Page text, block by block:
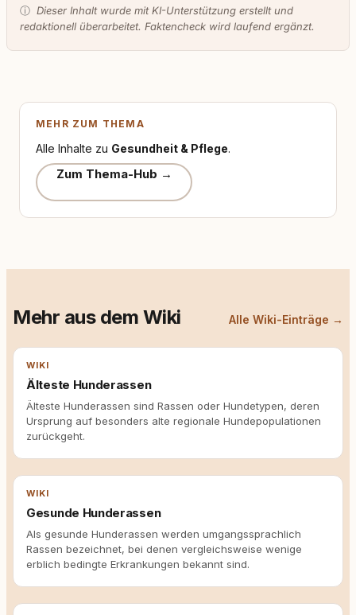
ⓘ Dieser Inhalt wurde mit KI-Unterstützung erstellt und
redaktionell überarbeitet. Faktencheck wird laufend ergänzt.
MEHR ZUM THEMA
Alle Inhalte zu Gesundheit & Pflege.
Zum Thema-Hub →
Mehr aus dem Wiki Alle Wiki-Einträge →
WIKI
Älteste Hunderassen
Älteste Hunderassen sind Rassen oder Hundetypen, deren
Ursprung auf besonders alte regionale Hundepopulationen
zurückgeht.
WIKI
Gesunde Hunderassen
Als gesunde Hunderassen werden umgangssprachlich
Rassen bezeichnet, bei denen vergleichsweise wenige
erblich bedingte Erkrankungen bekannt sind.